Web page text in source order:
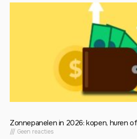
Zonnepanelen in 2026: kopen, huren
Geen reacties